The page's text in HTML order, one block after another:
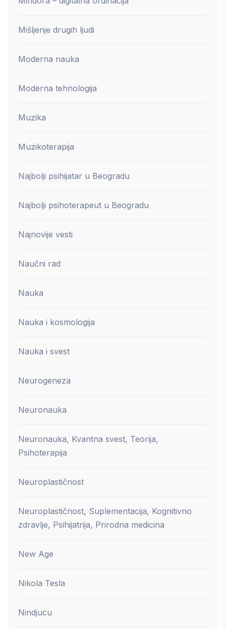
Mišljenje drugih ljudi
Moderna nauka
Moderna tehnologija
Muzika
Muzikoterapija
Najbolji psihijatar u Beogradu
Najbolji psihoterapeut u Beogradu
Najnovije vesti
Naučni rad
Nauka
Nauka i kosmologija
Nauka i svest
Neurogeneza
Neuronauka
Neuronauka, Kvantna svest, Teorija,
Psihoterapija
Neuroplastičnost
Neuroplastičnost, Suplementacija, Kognitivno
zdravlje, Psihijatrija, Prirodna medicina
New Age
Nikola Tesla
Nindjucu